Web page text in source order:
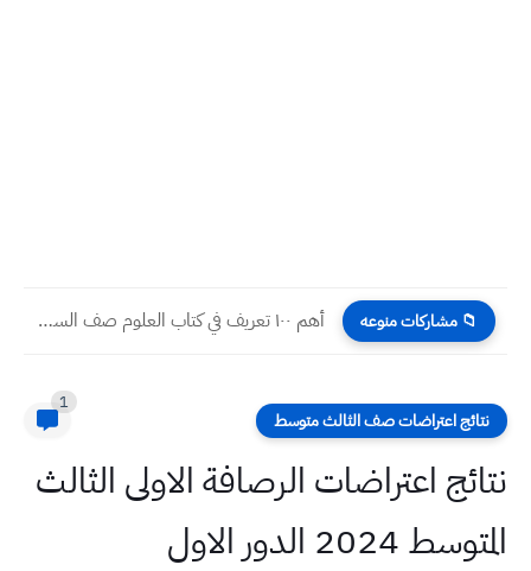
📁 مشاركات منوعه أهم ١٠٠ تعريف في كتاب العلوم صف السادس...
نتائج اعتراضات صف الثالث متوسط
1
نتائج اعتراضات الرصافة الاولى الثالث
المتوسط 2024 الدور الاول